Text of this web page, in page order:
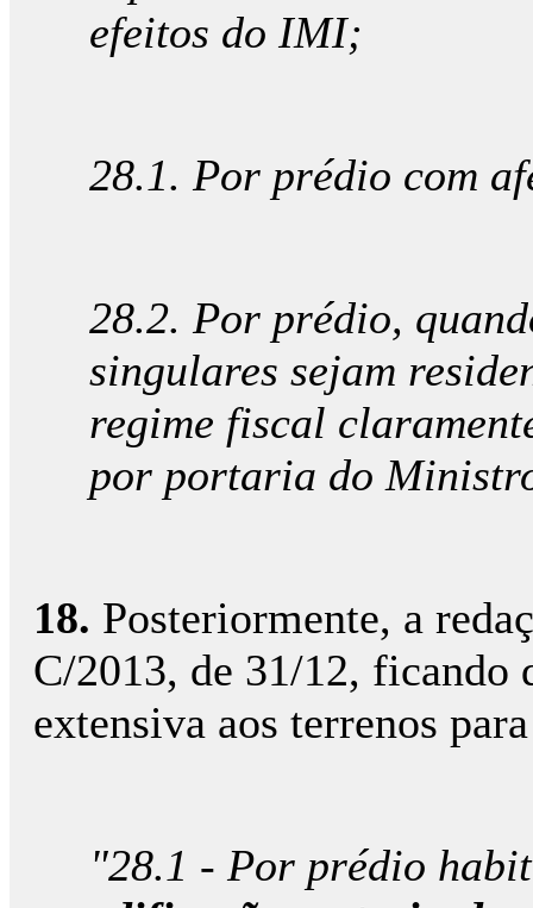
efeitos do IMI;
28.1. Por prédio com
28.2. Por prédio,
singulares sejam
regime fiscal
por portaria do
18. Posteriormente, a
C/2013, de 31/12, ficando
extensiva aos terrenos
"28.1 - Por prédio